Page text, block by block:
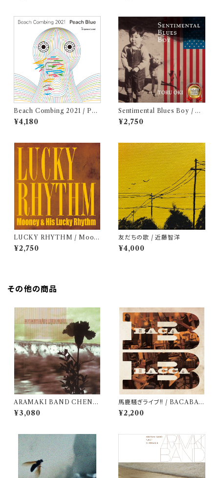
Beach Combing 2021 / Pea
ch Blue (LPレコード＋CD)
¥4,180
Sentimental Blues Boy / 大
木トオル
¥2,750
LUCKY RHYTHM / Moon
ey & His Lucky Rhythm
¥2,750
友だちの歌 / 近藤智洋
¥4,000
その他の商品
ARAMAKI BAND CHENG
ES ONE / ARAMAKI BAN
D
¥3,080
馬鹿騒ぎライブ!! / BACABAC
CA
¥2,200